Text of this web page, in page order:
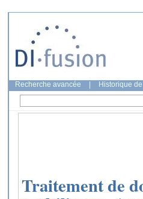
Recherche avancée Historique
Traitement de